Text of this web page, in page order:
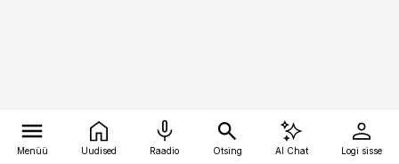
Menüü Uudised Raadio Otsing AI Chat Logi sisse